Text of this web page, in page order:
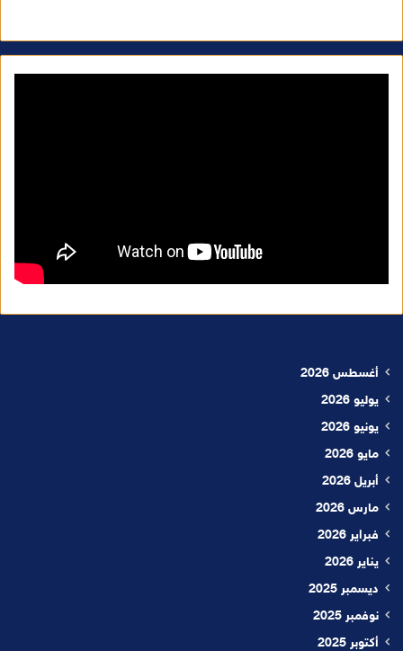
أغسطس 2026
يوليو 2026
يونيو 2026
مايو 2026
أبريل 2026
مارس 2026
فبراير 2026
يناير 2026
ديسمبر 2025
نوفمبر 2025
أكتوبر 2025